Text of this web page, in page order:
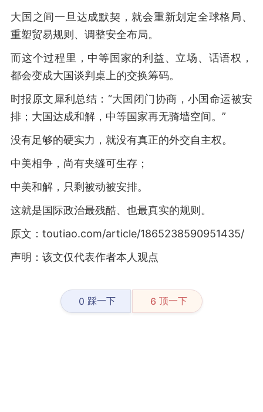
大国之间一旦达成默契，就会重新划定全球格局、
重塑贸易规则、调整安全布局。
而这个过程里，中等国家的利益、立场、话语权，
都会变成大国谈判桌上的交换筹码。
时报原文犀利总结：“大国闭门协商，小国命运被安
排；大国达成和解，中等国家再无骑墙空间。”
没有足够的硬实力，就没有真正的外交自主权。
中美相争，尚有夹缝可生存；
中美和解，只剩被动被安排。
这就是国际政治最残酷、也最真实的规则。
原文：toutiao.com/article/1865238590951435/
声明：该文仅代表作者本人观点
0 踩一下 6 顶一下